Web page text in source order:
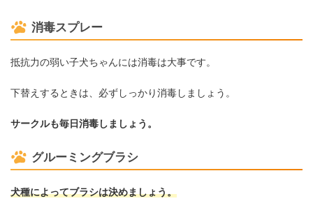
消毒スプレー
抵抗力の弱い子犬ちゃんには消毒は大事です。
下替えするときは、必ずしっかり消毒しましょう。
サークルも毎日消毒しましょう。
グルーミングブラシ
犬種によってブラシは決めましょう。